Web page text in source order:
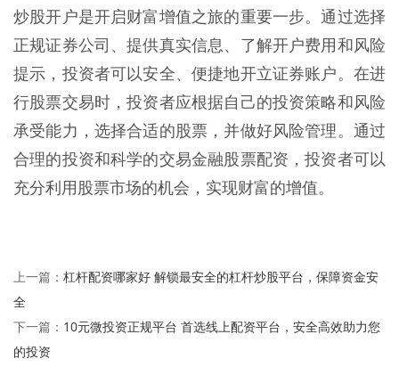
炒股开户是开启财富增值之旅的重要一步。通过选择
正规证券公司、提供真实信息、了解开户费用和风险
提示，投资者可以安全、便捷地开立证券账户。在进
行股票交易时，投资者应根据自己的投资策略和风险
承受能力，选择合适的股票，并做好风险管理。通过
合理的投资和科学的交易金融股票配资，投资者可以
充分利用股票市场的机会，实现财富的增值。
上一篇： 杠杆配资哪家好 解锁最安全的杠杆炒股平台，保障资金安
全
下一篇： 10元微投资正规平台 首选线上配资平台，安全高效助力您
的投资